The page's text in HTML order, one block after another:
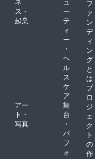
ス・
起業
ー
テ
ィ
ー
・
ヘ
ル
ス
ケ
ア
アー
ト・
写真
舞
台
・
パ
フ
ォ
フ
ァ
ン
デ
ィ
ン
グ
と
は
プ
ロ
ジ
ェ
ク
ト
の
作